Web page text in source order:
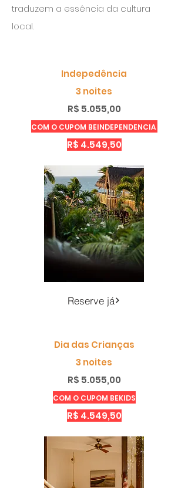
traduzem a essência da cultura
local.
Indepedência
3 noites
R$ 5.055,00
COM O CUPOM BEINDEPENDENCIA
R$ 4.549,50
Reserve já
Dia das Crianças
3 noites
R$ 5.055,00
COM O CUPOM BEKIDS
R$ 4.549,50